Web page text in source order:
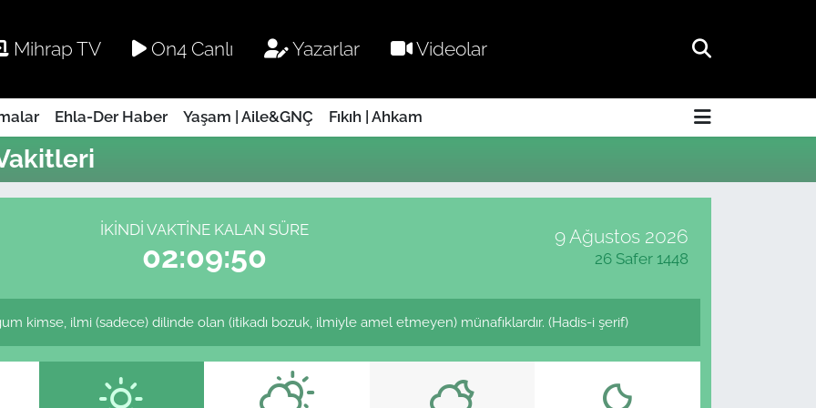
Mihrap TV On4 Canlı Yazarlar Videolar
Ehla-Der Haber Yaşam | Aile&GNÇ Fıkıh | Ahkam
İKINDI VAKTINE KALAN SÜRE
02:09:50
9 Ağustos 2026
26 Safer 1448
kimse, ilmi (sadece) dilinde olan (itikadı bozuk, ilmiyle amel etmeyen) münafıklardır. (Hadis-i şerif)